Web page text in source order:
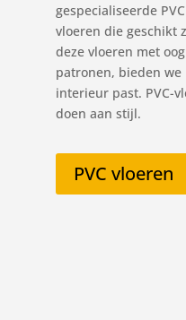
gespecialiseerde
vloeren die geschikt
deze vloeren met
patronen, bieden
interieur past. PVC-
doen aan stijl.
PVC vloeren